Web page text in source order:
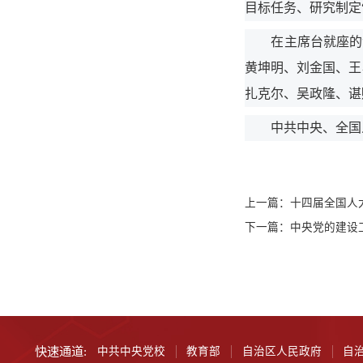
目标任务、研究制
在主席台就座的
黄坤明、刘金国、
扎克尔、吴政隆、
中共中央、全国
上一篇：十四届全国人
下一篇： 中央党的建设
快速通道: 中共中央党校 教育部 自治区人民政府 自